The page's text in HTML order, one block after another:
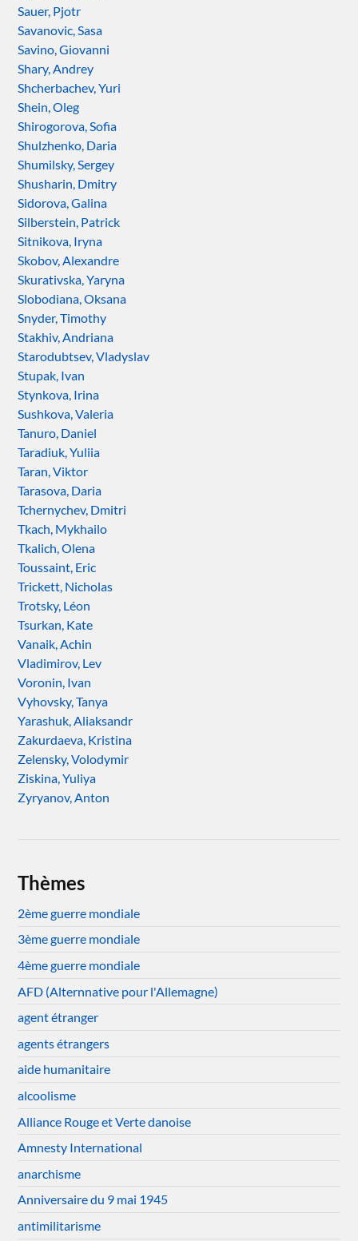
Sauer, Pjotr
Savanovic, Sasa
Savino, Giovanni
Shary, Andrey
Shcherbachev, Yuri
Shein, Oleg
Shirogorova, Sofia
Shulzhenko, Daria
Shumilsky, Sergey
Shusharin, Dmitry
Sidorova, Galina
Silberstein, Patrick
Sitnikova, Iryna
Skobov, Alexandre
Skurativska, Yaryna
Slobodiana, Oksana
Snyder, Timothy
Stakhiv, Andriana
Starodubtsev, Vladyslav
Stupak, Ivan
Stynkova, Irina
Sushkova, Valeria
Tanuro, Daniel
Taradiuk, Yuliia
Taran, Viktor
Tarasova, Daria
Tchernychev, Dmitri
Tkach, Mykhailo
Tkalich, Olena
Toussaint, Eric
Trickett, Nicholas
Trotsky, Léon
Tsurkan, Kate
Vanaik, Achin
Vladimirov, Lev
Voronin, Ivan
Vyhovsky, Tanya
Yarashuk, Aliaksandr
Zakurdaeva, Kristina
Zelensky, Volodymir
Ziskina, Yuliya
Zyryanov, Anton
Thèmes
2ème guerre mondiale
3ème guerre mondiale
4ème guerre mondiale
AFD (Alternnative pour l'Allemagne)
agent étranger
agents étrangers
aide humanitaire
alcoolisme
Alliance Rouge et Verte danoise
Amnesty International
anarchisme
Anniversaire du 9 mai 1945
antimilitarisme